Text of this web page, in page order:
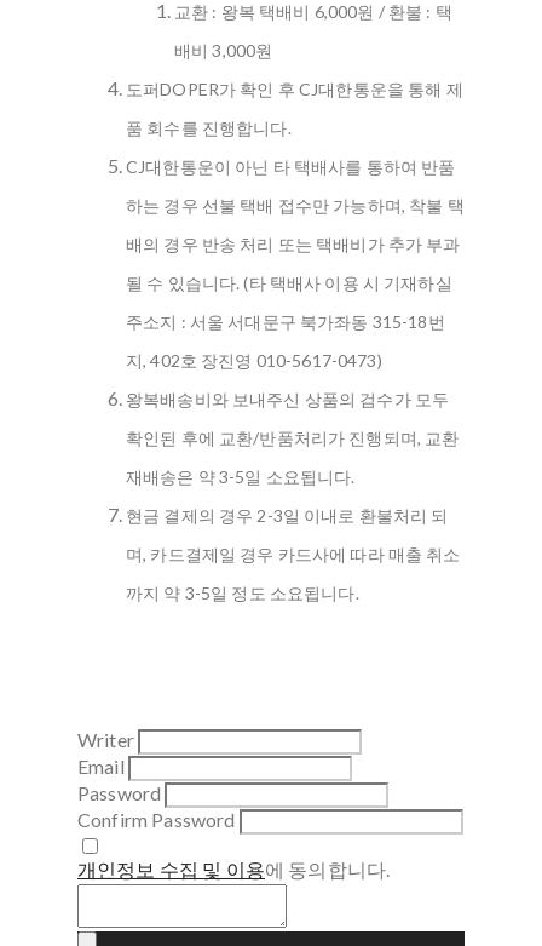
교환 : 왕복 택배비 6,000원 / 환불 : 택
배비 3,000원
도퍼DOPER가 확인 후 CJ대한통운을 통해 제
품 회수를 진행합니다.
CJ대한통운이 아닌 타 택배사를 통하여 반품
하는 경우 선불 택배 접수만 가능하며, 착불 택
배의 경우 반송 처리 또는 택배비가 추가 부과
될 수 있습니다. (타 택배사 이용 시 기재하실
주소지 : 서울 서대문구 북가좌동 315-18번
지, 402호 장진영 010-5617-0473)
왕복배송비와 보내주신 상품의 검수가 모두
확인된 후에 교환/반품처리가 진행되며, 교환
재배송은 약 3-5일 소요됩니다.
현금 결제의 경우 2-3일 이내로 환불처리 되
며, 카드결제일 경우 카드사에 따라 매출 취소
까지 약 3-5일 정도 소요됩니다.
Writer
Email
Password
Confirm Password
개인정보 수집 및 이용에 동의합니다.